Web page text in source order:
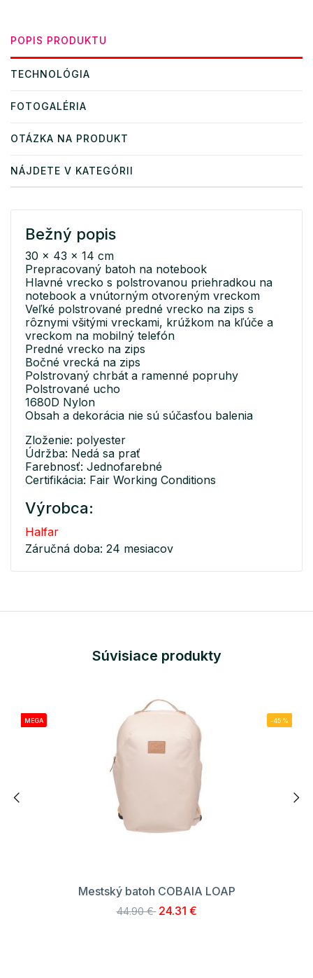
POPIS PRODUKTU
TECHNOLÓGIA
FOTOGALÉRIA
OTÁZKA NA PRODUKT
NÁJDETE V KATEGÓRII
Bežný popis
30 x 43 x 14 cm
Prepracovaný batoh na notebook
Hlavné vrecko s polstrovanou priehradkou na
notebook a vnútorným otvoreným vreckom
Veľké polstrované predné vrecko na zips s
rôznymi všitými vreckami, krúžkom na kľúče a
vreckom na mobilný telefón
Predné vrecko na zips
Bočné vrecká na zips
Polstrovaný chrbát a ramenné popruhy
Polstrované ucho
1680D Nylon
Obsah a dekorácia nie sú súčasťou balenia
Zloženie: polyester
Údržba: Nedá sa prať
Farebnosť: Jednofarebné
Certifikácia: Fair Working Conditions
Výrobca:
Halfar
Záručná doba: 24 mesiacov
Súvisiace produkty
MEGA -45%
Mestský batoh COBAIA LOAP
44.90 € 24.31 €